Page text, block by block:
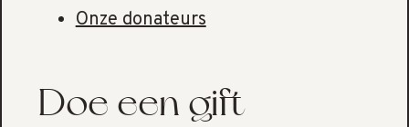
Onze donateurs
Doe een gift